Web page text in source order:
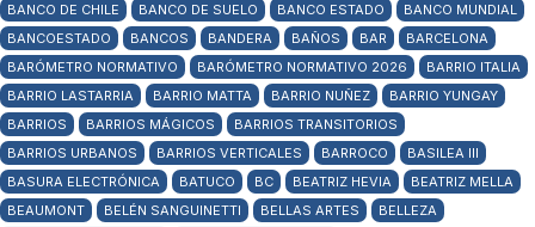
BANCO DE CHILE
BANCO DE SUELO BANCO ESTADO
BANCO MUNDIAL
BANCOESTADO
BANCOS BANDERA BAÑOS BAR
BARCELONA
BARÓMETRO NORMATIVO
BARÓMETRO NORMATIVO 2026
BARRIO ITALIA
BARRIO LASTARRIA
BARRIO MATTA BARRIO NUÑEZ
BARRIO YUNGAY
BARRIOS
BARRIOS MÁGICOS
BARRIOS TRANSITORIOS
BARRIOS URBANOS
BARRIOS VERTICALES BARROCO
BASILEA III
BASURA ELECTRÓNICA
BATUCO BC BEATRIZ HEVIA
BEATRIZ MELLA
BEAUMONT
BELÉN SANGUINETTI BELLAS ARTES
BELLEZA